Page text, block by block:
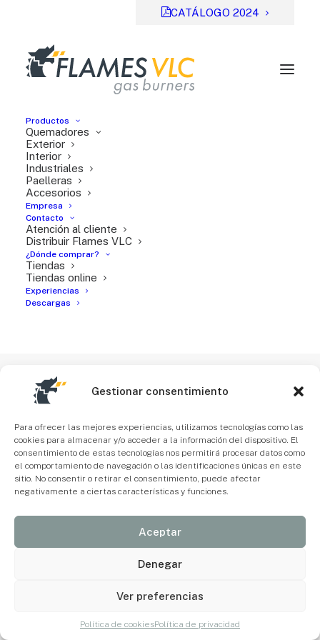
Gestionar consentimiento
Para ofrecer las mejores experiencias, utilizamos tecnologías como las
cookies para almacenar y/o acceder a la información del dispositivo. El
consentimiento de estas tecnologías nos permitirá procesar datos como
el comportamiento de navegación o las identificaciones únicas en este
sitio. No consentir o retirar el consentimiento, puede afectar
negativamente a ciertas características y funciones.
Aceptar
Denegar
Ver preferencias
Política de cookiesPolítica de privacidad
CATÁLOGO 2024
Productos
Quemadores
Exterior
Interior
Industriales
Paelleras
Accesorios
Empresa
Contacto
Atención al cliente
Distribuir Flames VLC
¿Dónde comprar?
Tiendas
Tiendas online
Experiencias
Descargas
File Type:
Categories:
Tags:ES